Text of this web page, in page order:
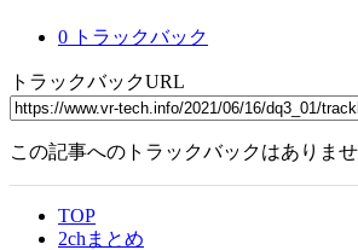
0 トラックバック
トラックバックURL
この記事へのトラックバックはありませ
TOP
2chまとめ